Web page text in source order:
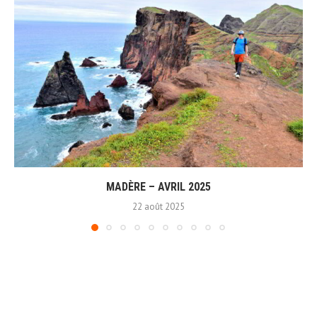
MADÈRE – AVRIL 2025
22 août 2025